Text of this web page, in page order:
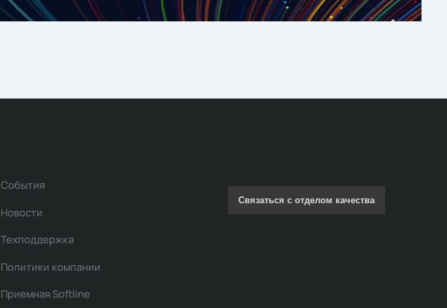
События
Новости
Техподдержка
Политики компании
Приемная Softline
Связаться с отделом качества